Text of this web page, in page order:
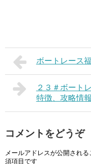
ボートレース
２３＃ボート
特徴、攻略情報
コメントをどうぞ
メールアドレスが公開される
須項目です